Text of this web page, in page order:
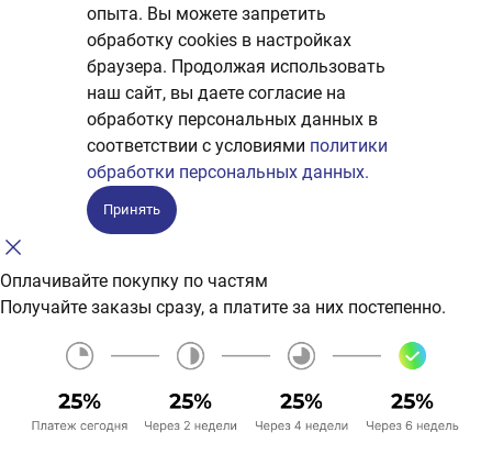
опыта. Вы можете запретить
обработку сookies в настройках
браузера. Продолжая использовать
наш сайт, вы даете согласие на
обработку персональных данных в
соответствии с условиями политики
обработки персональных данных.
Принять
Оплачивайте покупку по частям
Получайте заказы сразу, а платите за них постепенно.